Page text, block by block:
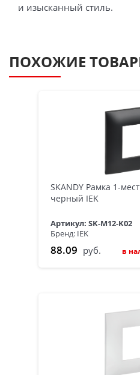
и изысканный стиль.
ПОХОЖИЕ
SKANDY Рамка 1-
черный IEK
Артикул: SK-M12-K02
Бренд: IEK
88.09 руб. в